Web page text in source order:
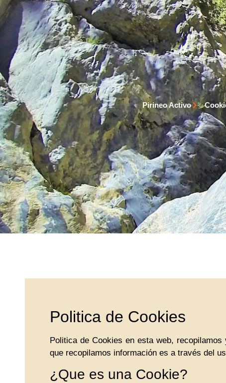
Inicio Raquetas de Nieve Vías Ferratas en Huesca
Pirineo Activo
Politica de Cookies
Politica de Cookies en esta web,
que recopilamos información es a través del
¿Que es una Cookie?